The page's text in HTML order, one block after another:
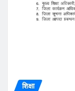
शिक्षा